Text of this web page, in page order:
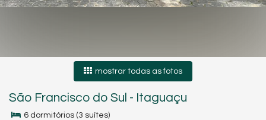
mostrar todas as fotos
São Francisco do Sul - Itaguaçu
6 dormitórios (3 suítes)